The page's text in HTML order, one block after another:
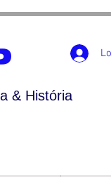
& História